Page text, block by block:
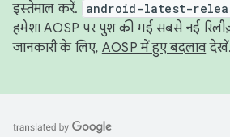
इस्तेमाल करें.
android-latest-
हमेशा AOSP पर पुश की गई सबसे नई
जानकारी के लिए, AOSP में हुए बदलावदेखें.